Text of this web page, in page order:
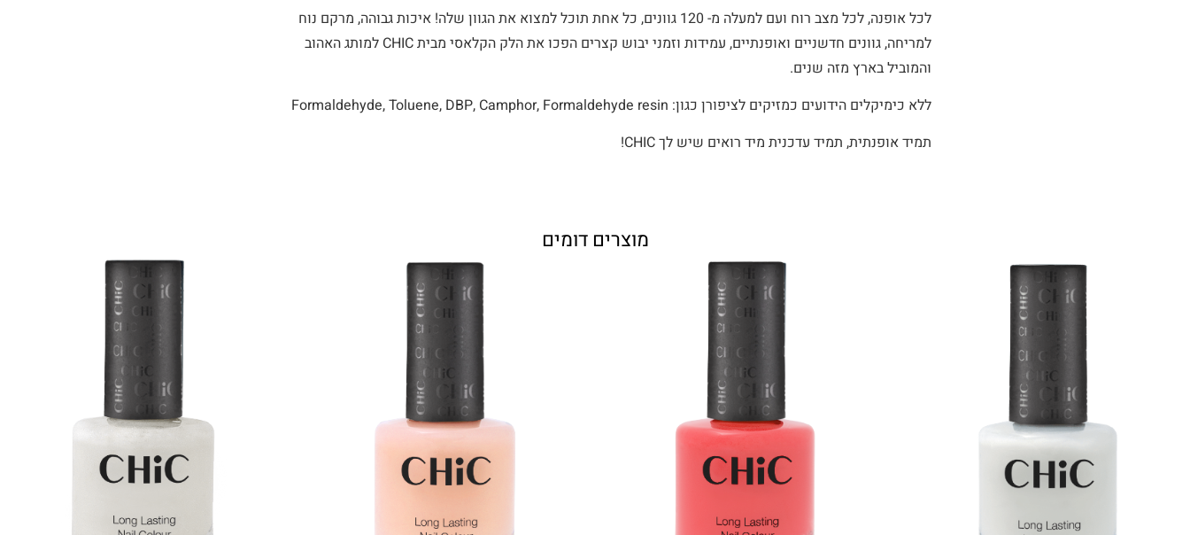
לכל אופנה, לכל מצב רוח ועם למעלה מ- 120 גוונים, כל אחת תוכל למצוא את הגוון שלה! איכות גבוהה, מרקם נוח
למריחה, גוונים חדשניים ואופנתיים, עמידות וזמני יבוש קצרים הפכו את הלק הקלאסי מבית CHIC למותג האהוב
והמוביל בארץ מזה שנים.
ללא כימיקלים הידועים כמזיקים לציפורן כגון: Formaldehyde, Toluene, DBP, Camphor, Formaldehyde resin
תמיד אופנתית, תמיד עדכנית מיד רואים שיש לך CHIC!
מוצרים דומים